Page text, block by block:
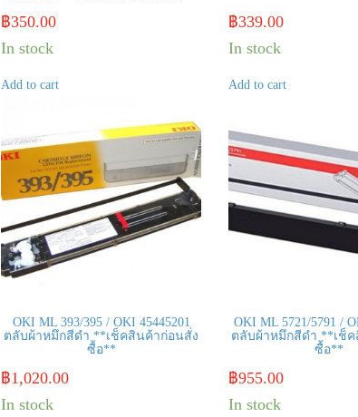
฿350.00
In stock
Add to cart
฿339.00
In stock
Add to cart
OKI ML 393/395 / OKI 45445201
ตลับผ้าหมึกสีดำ **เช็คสินค้าก่อนสั่ง
ซื้อ**
฿1,020.00
In stock
OKI ML 5721/5791 /
ตลับผ้าหมึกสีดำ **เช็
ซื้อ**
฿955.00
In stock